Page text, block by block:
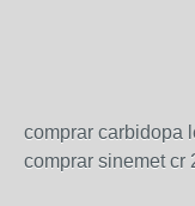
comprar carbidopa
comprar sinemet cr